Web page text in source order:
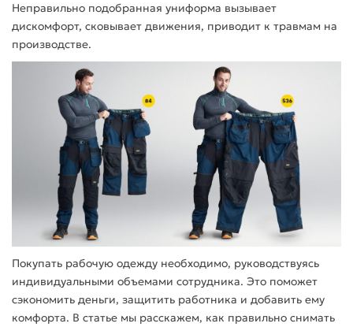
Неправильно подобранная униформа вызывает
дискомфорт, сковывает движения, приводит к травмам на
производстве.
Покупать рабочую одежду необходимо, руководствуясь
индивидуальными объемами сотрудника. Это поможет
сэкономить деньги, защитить работника и добавить ему
комфорта. В статье мы расскажем, как правильно снимать